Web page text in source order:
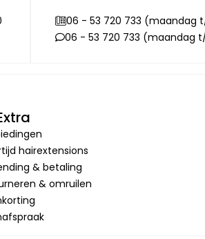
06 - 53 720 733 (maandag
06 - 53 720 733 (maandag
hairextensions
& betaling
& omruilen